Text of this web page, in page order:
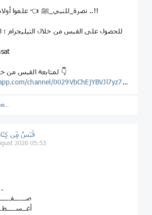
#نصرة_للنبي_ﷺ 👈 علموا أولادكم سنته ﷺ ..!!
للحصول على القبس من خلال التيليجرام ؛
لمتابعة القبس من خلال قناة الواتس 👇
channel/0029VbChEjYBVJl7yz7Wg123
قَبَسٌ مِّن
2026 05:53
20 صــــــفـــــــر
3